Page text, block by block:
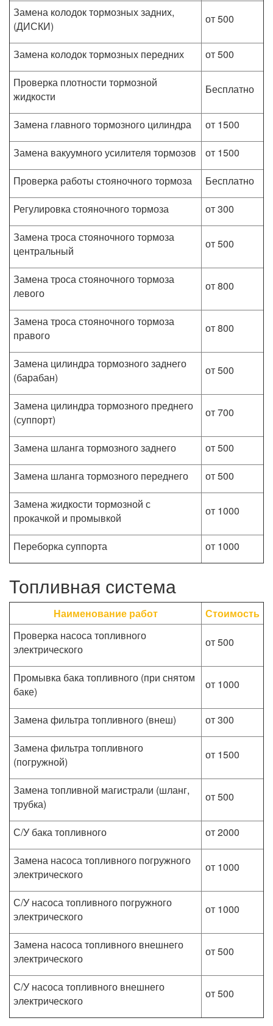
Замена колодок тормозных задних,
(ДИСКИ)
от 500
Замена колодок тормозных передних
от 500
Проверка плотности тормозной
жидкости
Бесплатно
Замена главного тормозного цилиндра
от 1500
Замена вакуумного усилителя тормозов
от 1500
Проверка работы стояночного тормоза
Бесплатно
Регулировка стояночного тормоза
от 300
Замена троса стояночного тормоза
центральный
от 500
Замена троса стояночного тормоза
левого
от 800
Замена троса стояночного тормоза
правого
от 800
Замена цилиндра тормозного заднего
(барабан)
от 500
Замена цилиндра тормозного преднего
(суппорт)
от 700
Замена шланга тормозного заднего
от 500
Замена шланга тормозного переднего
от 500
Замена жидкости тормозной с
прокачкой и промывкой
от 1000
Переборка суппорта от 1000
Топливная система
Наименование работ
Стоимость
Проверка насоса топливного
электрического
от 500
Промывка бака топливного (при снятом
баке)
от 1000
Замена фильтра топливного (внеш)
от 300
Замена фильтра топливного
(погружной)
от 1500
Замена топливной магистрали (шланг,
трубка)
от 500
С/У бака топливного
от 2000
Замена насоса топливного погружного
электрического
от 1000
С/У насоса топливного погружного
электрического
от 1000
Замена насоса топливного внешнего
электрического
от 500
С/У насоса топливного внешнего
электрического
от 500